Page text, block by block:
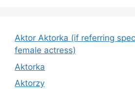
Aktor Aktorka (if referring
female actress)
Aktorka
Aktorzy